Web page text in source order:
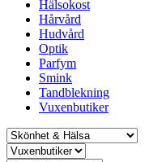
Hälsokost
Hårvård
Hudvård
Optik
Parfym
Smink
Tandblekning
Vuxenbutiker